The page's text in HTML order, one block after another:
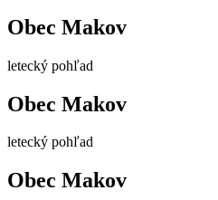
Obec Makov
letecký pohľad
Obec Makov
letecký pohľad
Obec Makov